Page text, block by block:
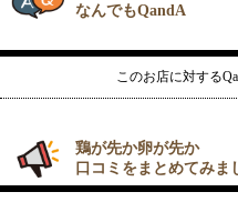
なんでもQandA
このお店に対する
鶏が先か卵が先か
口コミをまとめてみま